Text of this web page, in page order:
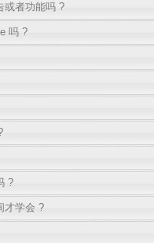
或者功能吗 ?
吗 ?
?
才学会 ?